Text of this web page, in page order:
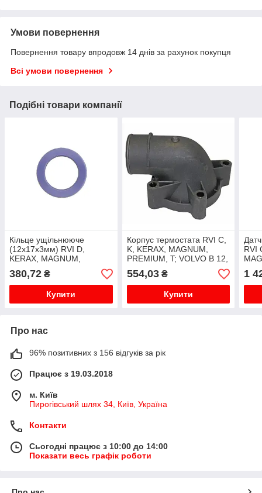
Умови повернення
Повернення товару впродовж 14 днів за рахунок покупця
Всі умови повернення
Подібні товари компанії
Кільце ущільнююче
(12x17x3мм) RVI D,
KERAX, MAGNUM,
PREMIUM 2; VOLVO FH,
FH12, FH16
380,72 ₴
Купити
Корпус термостата RVI C,
K, KERAX, MAGNUM,
PREMIUM, T; VOLVO B 12,
B 9, B11R, FH, FH 16
554,03₴
Купити
RVI
FH
1
Про нас
96% позитивних з 156 відгуків за рік
Працює з 19.03.2018
м. Київ
Пирогівський шлях 34, Київ, Україна
Контакти
Сьогодні працює з 10:00 до 14:00
Показати весь графік роботи